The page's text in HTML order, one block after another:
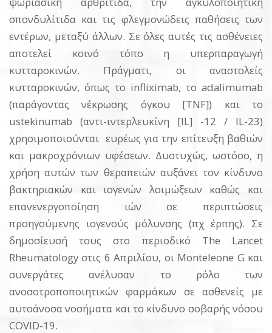
σπονδυλίτιδα και τις φλεγμονώδεις παθήσεις των
εντέρων, μεταξύ άλλων. Σε όλες αυτές τις ασθένειες
αποτελεί κοινό τόπο η υπερπαραγωγή
κυτταροκινών. Πράγματι, οι αναστολείς
κυτταροκινών, όπως το infliximab, το adalimumab
(παράγοντας νέκρωσης όγκου [TNF]) και το
ustekinumab (αντι-ιντερλευκίνη [IL] -12 / IL-23)
χρησιμοποιούνται ευρέως για την επίτευξη βαθιών
και μακροχρόνιων υφέσεων. Δυστυχώς, ωστόσο, η
χρήση αυτών των θεραπειών αυξάνει τον κίνδυνο
βακτηριακών και ιογενών λοιμώξεων καθώς και
επανενεργοποίηση ιών σε περιπτώσεις
προηγούμενης ιογενούς μόλυνσης (πχ έρπης). Σε
δημοσίευσή τους στο περιοδικό The Lancet
Rheumatology στις 6 Απριλίου, οι Monteleone G και
συνεργάτες ανέλυσαν το ρόλο των
ανοσοτροποποιητικών φαρμάκων σε ασθενείς με
αυτοάνοσα νοσήματα και το κίνδυνο σοβαρής νόσου
COVID-19.